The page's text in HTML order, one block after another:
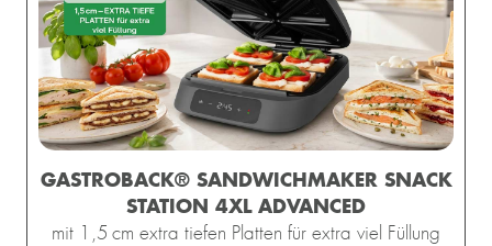
GASTROBACK® SANDWICHMAKER SNACK
STATION 4XL ADVANCED
mit 1,5 cm extra tiefen Platten für extra viel Füllung